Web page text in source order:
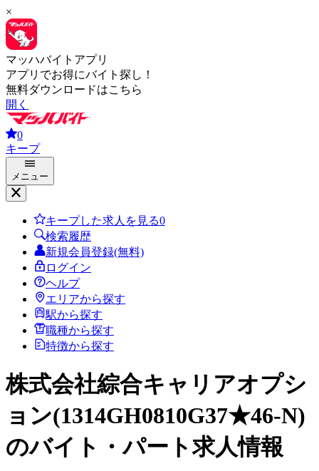
×
マッハバイトアプリ
アプリでお得にバイト探し！
無料ダウンロードはこちら
開く
0
キープ
メニュー
キープした求人を見る0
検索履歴
新規会員登録(無料)
ログイン
ヘルプ
エリアから探す
駅から探す
職種から探す
特徴から探す
株式会社綜合キャリアオプシ
ョン(1314GH0810G37★46-N)
のバイト・パート求人情報